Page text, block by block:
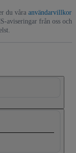
du våra användarvillkor
aviseringar från oss och